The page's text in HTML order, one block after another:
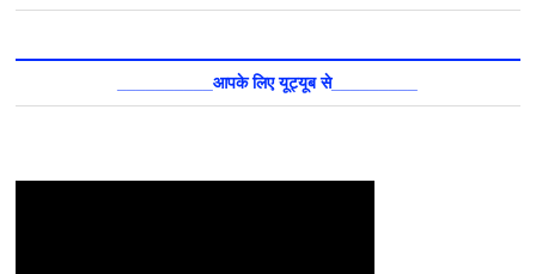
__________आपके लिए यूट्यूब से_________